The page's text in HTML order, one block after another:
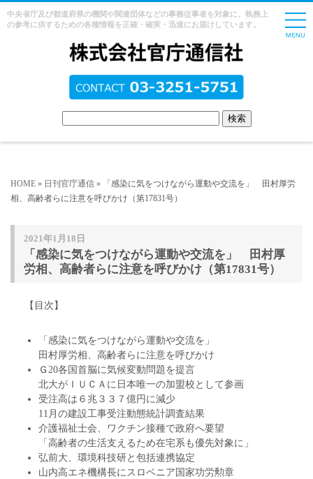
中央省庁及び都道府県の機関や関連団体などの事務従事者を対象に、執務上
の参考に供するための各種情報を正確・確実・迅速にお届けしています。
HOME » 日刊官庁通信 » 「感染に気をつけながら運動や交流を」 田村厚労
相、高齢者らに注意を呼びかけ（第17831号）
2021年1月18日
「感染に気をつけながら運動や交流を」 田村厚
労相、高齢者らに注意を呼びかけ（第17831号）
【目次】
「感染に気をつけながら運動や交流を」
田村厚労相、高齢者らに注意を呼びかけ
Ｇ20各国首脳に気候変動問題を提言
北大がＩＵＣＡに日本唯一の加盟校として参画
受注高は６兆３３７億円に減少
11月の建設工事受注動態統計調査結果
介護福祉士会、ワクチン接種で政府へ要望
「高齢者の生活支えるため在宅系も優先対象に」
弘前大、環境科技研と包括連携協定
山内高エネ機構長にスロベニア国家功労勲章